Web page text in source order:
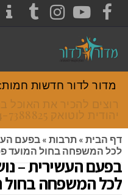
FACEBOOK
YOUTUBE
מדור לדור חדשות חמות:
רוצים להכיר את האוכל
יהודית לוטואק 054-7388825.
דף הבית » תרבות » בפעם
לכל המשפחה בחול המועד
בפעם העשירית –
לכל המשפחה